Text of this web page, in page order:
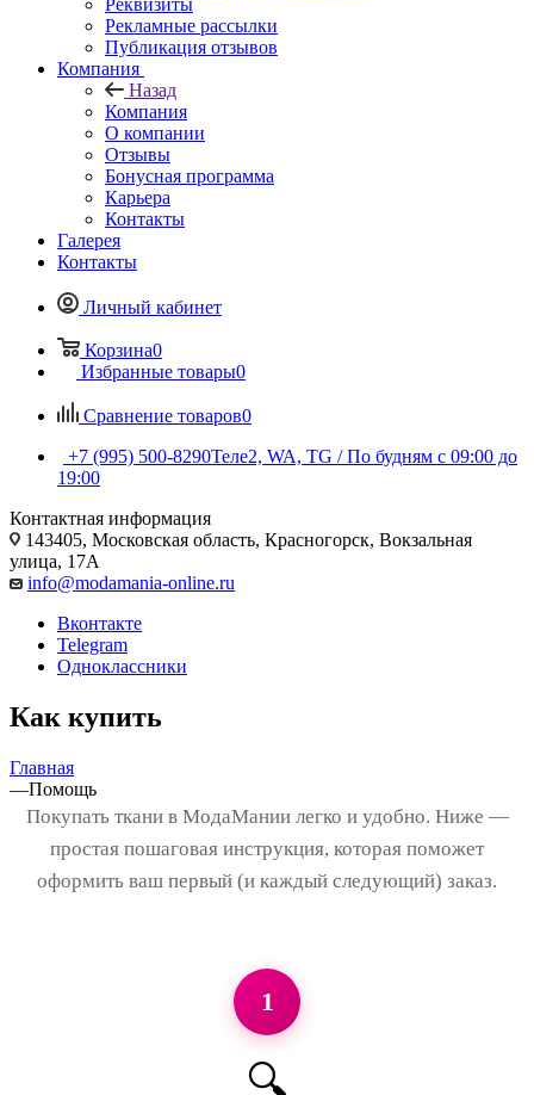
Реквизиты
Рекламные рассылки
Публикация отзывов
Компания
Назад
Компания
О компании
Отзывы
Бонусная программа
Карьера
Контакты
Галерея
Контакты
Личный кабинет
Корзина0
Избранные товары0
Сравнение товаров0
+7 (995) 500-8290Теле2, WA, TG / По будням c 09:00 до
19:00
Контактная информация
143405, Московская область, Красногорск, Вокзальная
улица, 17А
info@modamania-online.ru
Вконтакте
Telegram
Одноклассники
Как купить
Главная
—Помощь
Покупать ткани в МодаМании легко и удобно. Ниже —
простая пошаговая инструкция, которая поможет
оформить ваш первый (и каждый следующий) заказ.
1
🔍